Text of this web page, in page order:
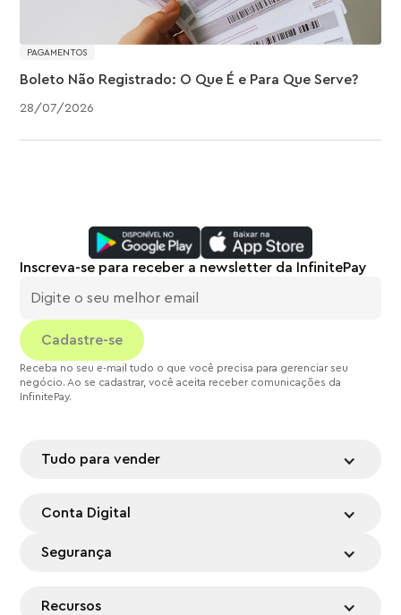
PAGAMENTOS
28/07/2026
Boleto Não Registrado: O Que É e Para Que Serve?
Tudo para vender
Conta Digital
Segurança
Recursos
Inscreva-se para receber a newsletter da InfinitePay
Receba no seu e-mail tudo o que você precisa para gerenciar seu
negócio. Ao se cadastrar, você aceita receber comunicações da
InfinitePay.